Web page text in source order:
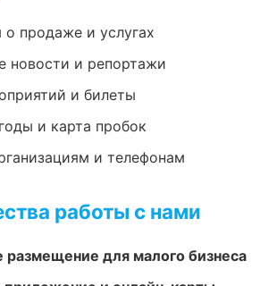
о продаже и услугах
новости и репортажи
и билеты
и карта пробок
и телефонам
работы с нами
размещение для малого бизнеса